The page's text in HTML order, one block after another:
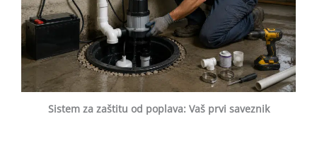
Sistem za zaštitu od poplava: Vaš prvi saveznik